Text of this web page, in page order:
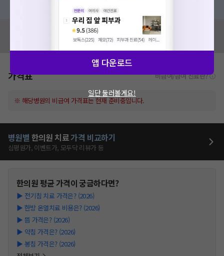
혹시 잘못된 병원정보가 있나요?
모두닥 팀에 알려주세요!
가격표 비급여/급여 진료란?
※ 해당병원의 비급여 가격표는 현재 준비중입니다.
병원별 한의원 치료가격 비교하기
심평원가, 이벤트가, 모두닥 리뷰가 등
한의원평균 가격이 궁금하다면?
▶ 전기침 치료 가격은? (2026)
▶ 한방 온열치료 비용은? (2026)
▶ 뜸 가격은? (2026)
▶ 약침 가격은? (2026)
▶ 봉침 가격은? (2026)
앱 다운로드
일단 둘러볼게요!